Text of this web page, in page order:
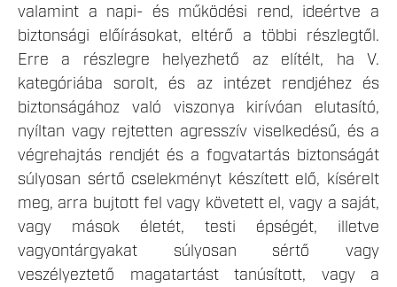
valamint a napi- és működési rend, ideértve a
biztonsági előírásokat, eltérő a többi részlegtől.
Erre a részlegre helyezhető az elítélt, ha V.
kategóriába sorolt, és az intézet rendjéhez és
biztonságához való viszonya kirívóan elutasító,
nyíltan vagy rejtetten agresszív viselkedésű, és a
végrehajtás rendjét és a fogvatartás biztonságát
súlyosan sértő cselekményt készített elő, kísérelt
meg, arra bujtott fel vagy követett el, vagy a saját,
vagy mások életét, testi épségét, illetve
vagyontárgyakat súlyosan sértő vagy
veszélyeztető magatartást tanúsított, vagy a